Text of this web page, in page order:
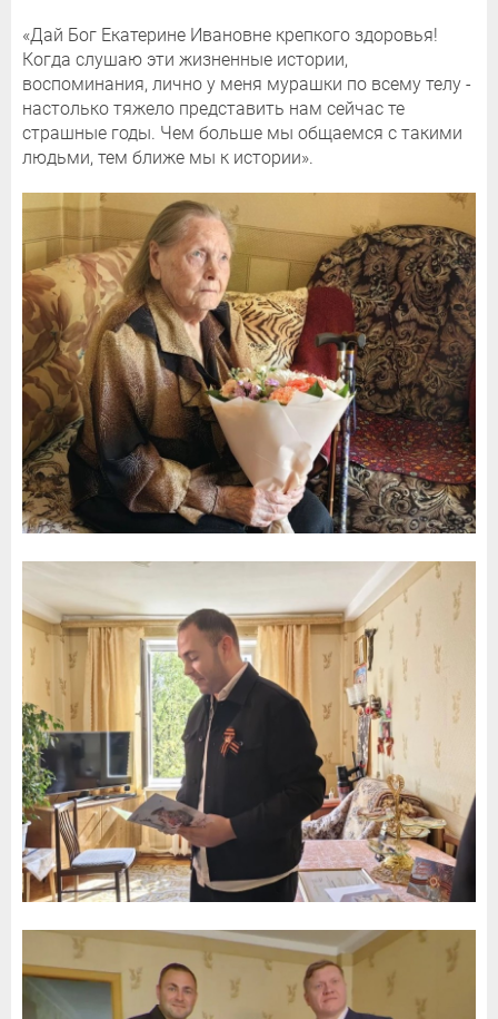
«Дай Бог Екатерине Ивановне крепкого здоровья!
Когда слушаю эти жизненные истории,
воспоминания, лично у меня мурашки по всему телу -
настолько тяжело представить нам сейчас те
страшные годы. Чем больше мы общаемся с такими
людьми, тем ближе мы к истории».